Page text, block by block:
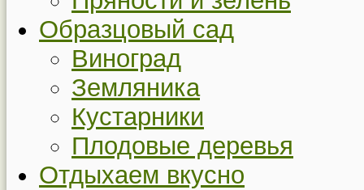
Образцовый сад
Виноград
Земляника
Кустарники
Плодовые деревья
Отдыхаем вкусно